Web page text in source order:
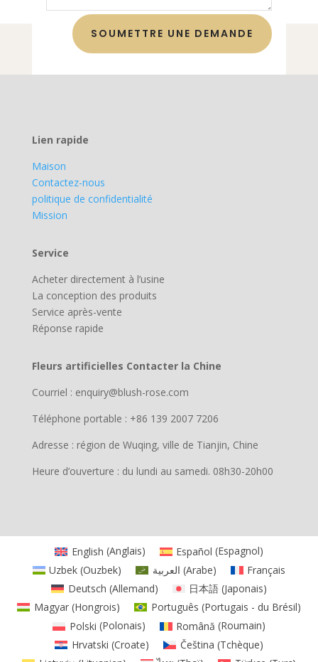
SOUMETTRE UNE DEMANDE
Lien rapide
Maison
Contactez-nous
politique de confidentialité
Mission
Service
Acheter directement à l’usine
La conception des produits
Service après-vente
Réponse rapide
Fleurs artificielles Contacter la Chine
Courriel : enquiry@blush-rose.com
Téléphone portable : +86 139 2007 7206
Adresse : région de Wuqing, ville de Tianjin, Chine
Heure d’ouverture : du lundi au samedi. 08h30-20h00
English (Anglais) Español (Espagnol)
Uzbek (Ouzbek) العربية (Arabe)
Français
Deutsch (Allemand) 日本語 (Japonais)
Magyar (Hongrois) Português (Portugais - du Brésil)
Polski (Polonais) Română (Roumain)
Hrvatski (Croate) Čeština (Tchèque)